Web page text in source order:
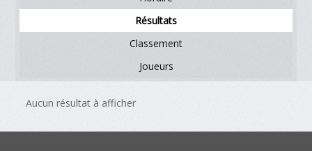
Résultats
Classement
Joueurs
Aucun résultat à afficher